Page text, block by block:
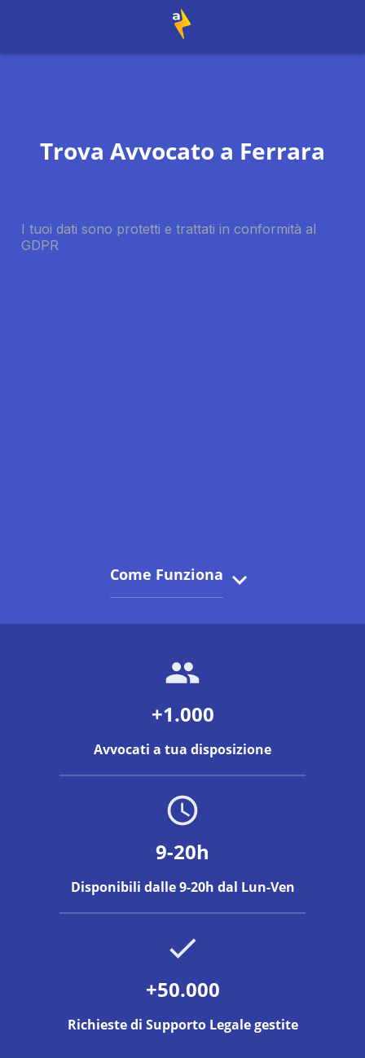
Trova Avvocato a Ferrara
Come Funziona
+1.000
Avvocati a tua disposizione
9-20h
Disponibili dalle 9-20h dal Lun-Ven
+50.000
Richieste di Supporto Legale gestite